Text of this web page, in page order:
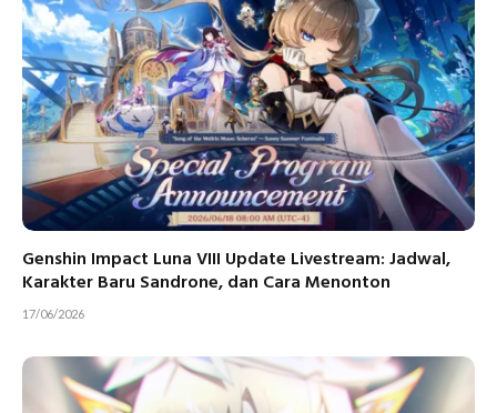
Genshin Impact Luna VIII Update Livestream: Jadwal,
Karakter Baru Sandrone, dan Cara Menonton
17/06/2026